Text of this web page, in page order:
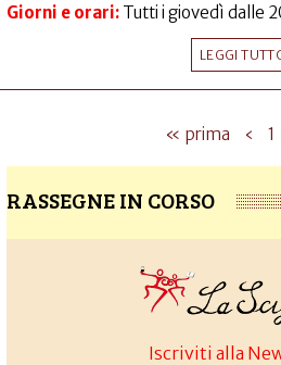
Giorni e orari: Tutti i giovedì dalle
LEGGI
« prima ‹ 1
RASSEGNE IN CORSO
Iscriviti alla